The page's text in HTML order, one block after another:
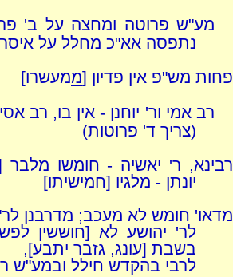
מע"ש פרוטה ומחצה על ב'
נתפסה אא"כ מחלל על איסר
פחות מש"פ אין פדיון [ממעשרו]
רב אמי ור' יוחנן - אין בו, רב
(צריך ד' פרוטות)
רבינא, ר' יאשיה - חומשו מלבר
יונתן - מלגיו [חמישיתו]
מדאו' חומש לא מעכב; מדרבנן
לר' יהושע לא [חוששין
בשבת [עונג, גזבר יתבע],
לרבי בהקדש חילל ובמע"ש